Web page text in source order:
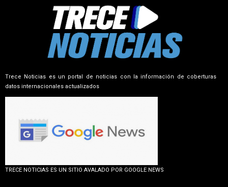
Trece Noticias es un portal de noticias con la información de coberturas
datos internacionales actualizados
TRECE NOTICIAS ES UN SITIO AVALADO POR GOOGLE NEWS